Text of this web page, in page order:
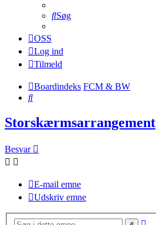
Søg
OSS
Log ind
Tilmeld
Boardindeks FCM & BW
Søg
Storskærmsarrangement
Besvar
E-mail emne
Udskriv emne